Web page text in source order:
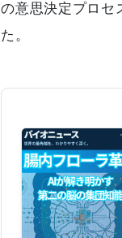
の意思決定プロセ
た。